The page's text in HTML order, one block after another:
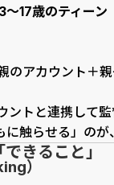
〜17歳のティーン
アカウント＋親
トと連携して監
触らせる」のが
きること」
）